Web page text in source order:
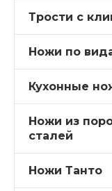
Трости c
Ножи по
Кухонные
Ножи из
сталей
Ножи Танто